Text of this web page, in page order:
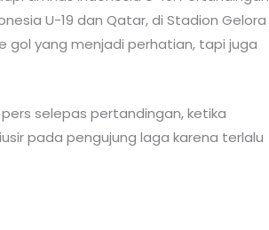
U-19 dan Qatar, di Stadion Gelora
gol yang menjadi perhatian, tapi juga
selepas pertandingan, ketika
pada pengujung laga karena terlalu